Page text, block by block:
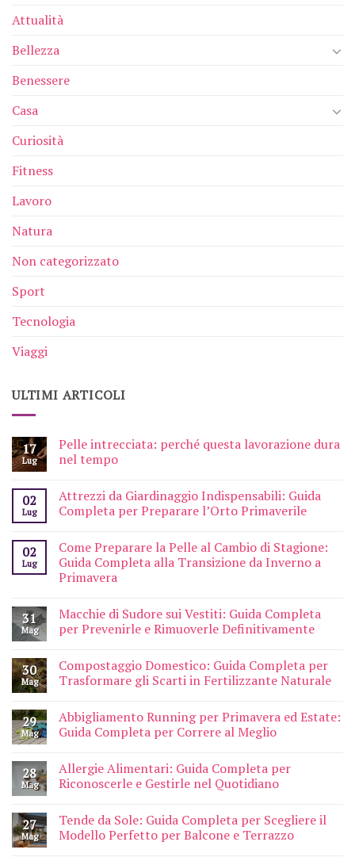
Attualità
Bellezza
Benessere
Casa
Curiosità
Fitness
Lavoro
Natura
Non categorizzato
Sport
Tecnologia
Viaggi
ULTIMI ARTICOLI
17
Lug
Pelle intrecciata: perché questa lavorazione dura
nel tempo
02
Lug
Attrezzi da Giardinaggio Indispensabili: Guida
Completa per Preparare l’Orto Primaverile
02
Lug
Come Preparare la Pelle al Cambio di Stagione:
Guida Completa alla Transizione da Inverno a
Primavera
31
Mag
Macchie di Sudore sui Vestiti: Guida Completa
per Prevenirle e Rimuoverle Definitivamente
30
Mag
Compostaggio Domestico: Guida Completa per
Trasformare gli Scarti in Fertilizzante Naturale
29
Mag
Abbigliamento Running per Primavera ed Estate:
Guida Completa per Correre al Meglio
28
Mag
Allergie Alimentari: Guida Completa per
Riconoscerle e Gestirle nel Quotidiano
27
Mag
Tende da Sole: Guida Completa per Scegliere il
Modello Perfetto per Balcone e Terrazzo